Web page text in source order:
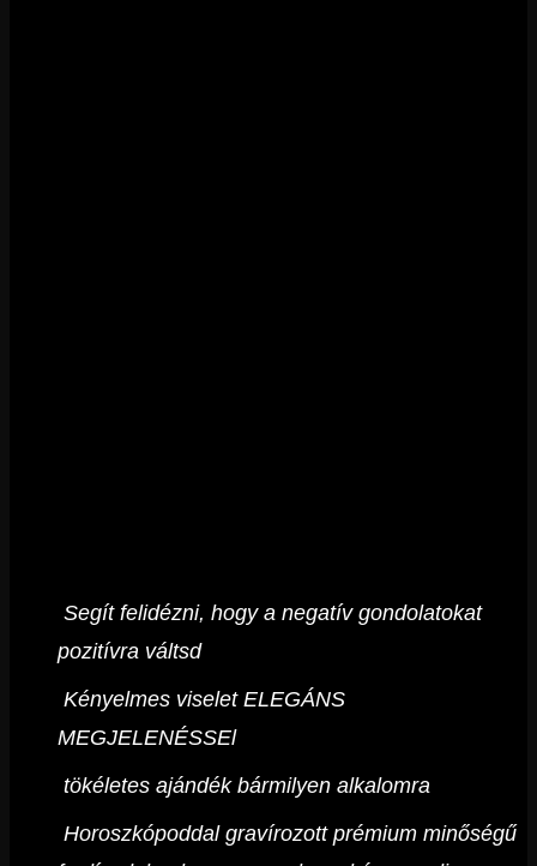
Segít felidézni, hogy a negatív gondolatokat
pozitívra váltsd
Kényelmes viselet ELEGÁNS
MEGJELENÉSSEl
tökéletes ajándék bármilyen alkalomra
Horoszkópoddal gravírozott prémium minőségű